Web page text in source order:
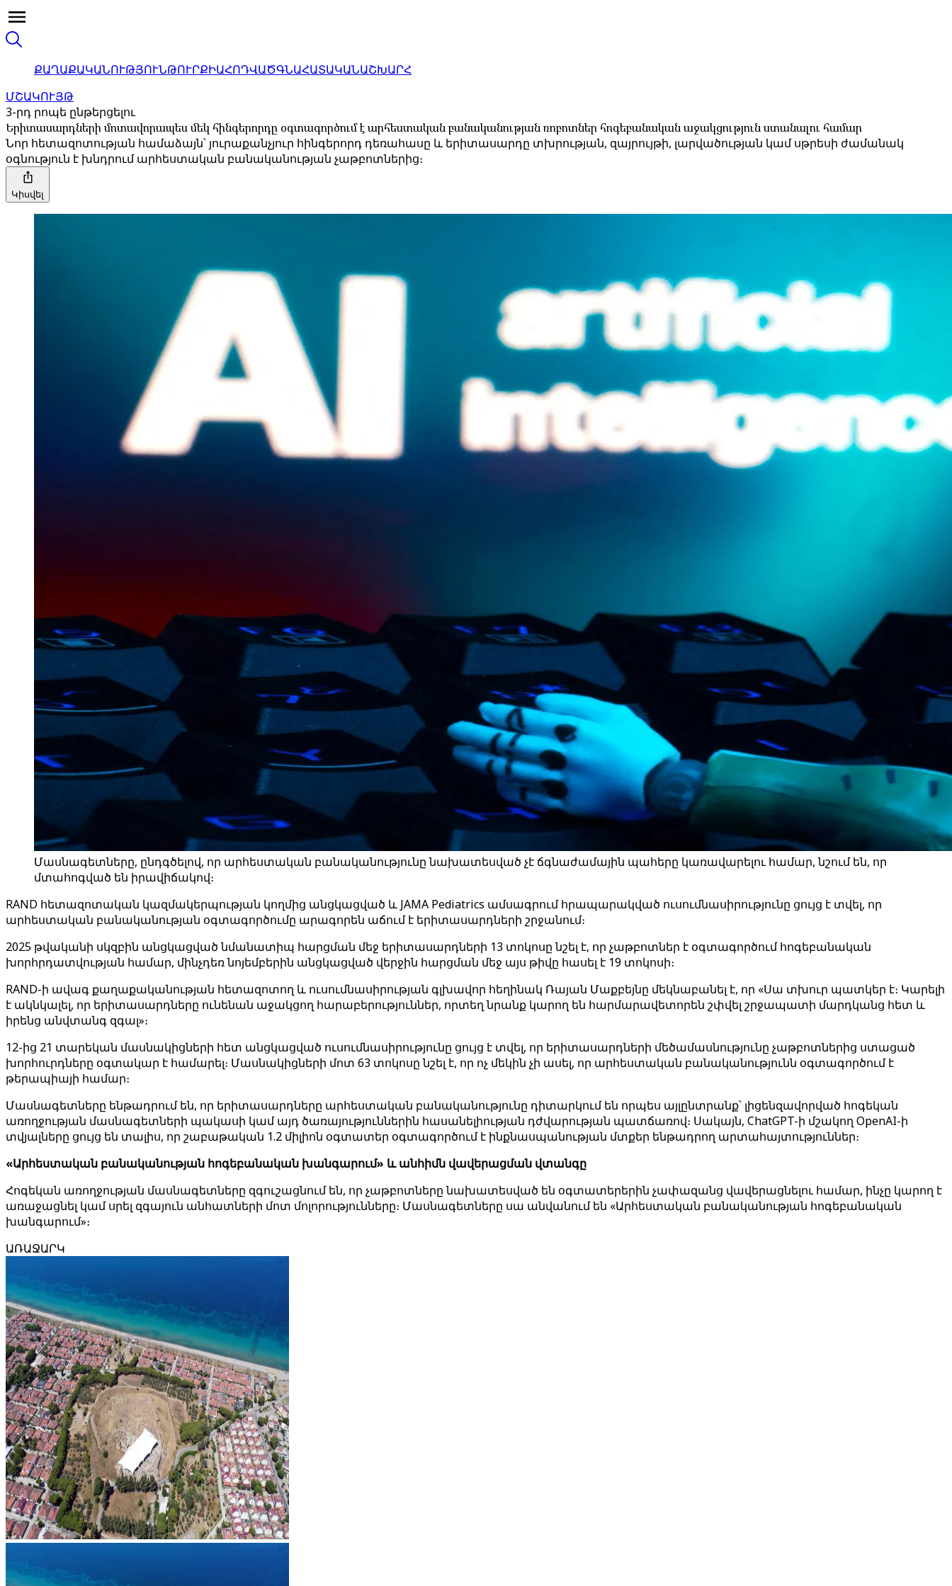
ՔԱՂԱՔԱԿԱՆՈՒԹՅՈՒՆԹՈՒՐՔԻԱՀՈԴՎԱԾԳՆԱՀԱՏԱԿԱՆԱՇԽԱՐՀ
ՄՇԱԿՈՒՅԹ
3-րդ րոպե ընթերցելու
Երիտասարդների մոտավորապես մեկ հինգերորդը օգտագործում է արհեստական բանականության ռոբոտներ հոգեբանական աջակցություն ստանալու համար
Նոր հետազոտության համաձայն՝ յուրաքանչյուր հինգերորդ դեռահասը և երիտասարդը տխրության, զայրույթի, լարվածության կամ սթրեսի ժամանակ
օգնություն է խնդրում արհեստական ​​բանականության չաթբոտներից։
Կիսվել
Մասնագետները, ընդգծելով, որ արհեստական բանականությունը նախատեսված չէ ճգնաժամային պահերը կառավարելու համար, նշում են, որ
մտահոգված են իրավիճակով։
RAND հետազոտական ​​կազմակերպության կողմից անցկացված և JAMA Pediatrics ամսագրում հրապարակված ուսումնասիրությունը ցույց է տվել, որ
արհեստական ​​բանականության օգտագործումը արագորեն աճում է երիտասարդների շրջանում։
2025 թվականի սկզբին անցկացված նմանատիպ հարցման մեջ երիտասարդների 13 տոկոսը նշել է, որ չաթբոտներ է օգտագործում հոգեբանական
խորհրդատվության համար, մինչդեռ նոյեմբերին անցկացված վերջին հարցման մեջ այս թիվը հասել է 19 տոկոսի։
RAND-ի ավագ քաղաքականության հետազոտող և ուսումնասիրության գլխավոր հեղինակ Ռայան Մաքբեյնը մեկնաբանել է, որ «Սա տխուր պատկեր է։ Կարելի
է ակնկալել, որ երիտասարդները ունենան աջակցող հարաբերություններ, որտեղ նրանք կարող են հարմարավետորեն շփվել շրջապատի մարդկանց հետ և
իրենց անվտանգ զգալ»։
12-ից 21 տարեկան մասնակիցների հետ անցկացված ուսումնասիրությունը ցույց է տվել, որ երիտասարդների մեծամասնությունը չաթբոտներից ստացած
խորհուրդները օգտակար է համարել։ Մասնակիցների մոտ 63 տոկոսը նշել է, որ ոչ մեկին չի ասել, որ արհեստական ​​բանականությունն օգտագործում է
թերապիայի համար։
Մասնագետները ենթադրում են, որ երիտասարդները արհեստական ​​բանականությունը դիտարկում են որպես այլընտրանք՝ լիցենզավորված հոգեկան
առողջության մասնագետների պակասի կամ այդ ծառայություններին հասանելիության դժվարության պատճառով։ Սակայն, ChatGPT-ի մշակող OpenAI-ի
տվյալները ցույց են տալիս, որ շաբաթական 1.2 միլիոն օգտատեր օգտագործում է ինքնասպանության մտքեր ենթադրող արտահայտություններ։
«Արհեստական ​​բանականության հոգեբանական խանգարում» և անհիմն վավերացման վտանգը
Հոգեկան առողջության մասնագետները զգուշացնում են, որ չաթբոտները նախատեսված են օգտատերերին չափազանց վավերացնելու համար, ինչը կարող է
առաջացնել կամ սրել զգայուն անհատների մոտ մոլորությունները։ Մասնագետները սա անվանում են «Արհեստական ​​բանականության հոգեբանական
խանգարում»։
ԱՌԱՋԱՐԿ